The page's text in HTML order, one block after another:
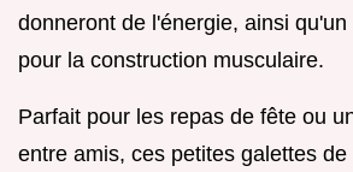
donneront de l'énergie, ainsi
pour la construction musculaire.
Parfait pour les repas de fête ou
entre amis, ces petites galettes